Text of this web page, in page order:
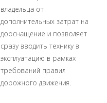
владельца от
дополнительных затрат на
дооснащение и позволяет
сразу вводить технику в
эксплуатацию в рамках
требований правил
дорожного движения.